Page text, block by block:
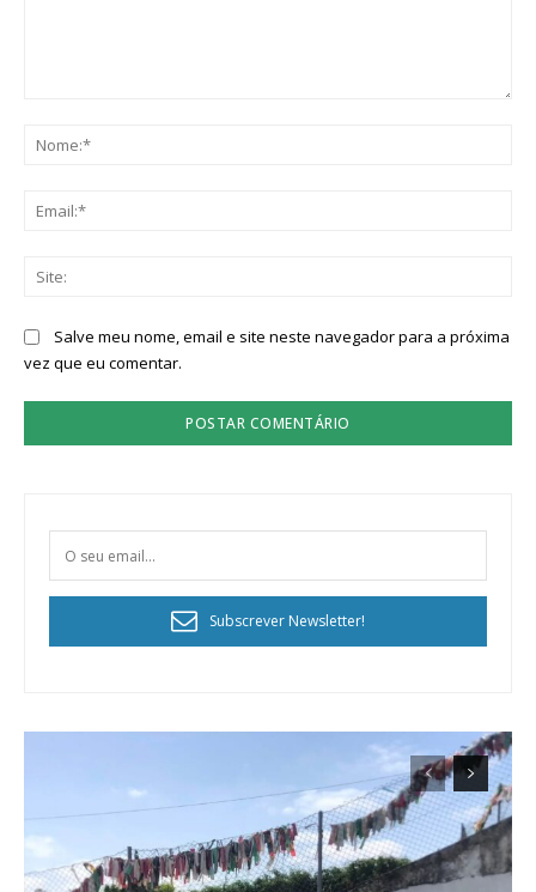
Salve meu nome, email e site neste navegador para a próxima
vez que eu comentar.
Subscrever Newsletter!